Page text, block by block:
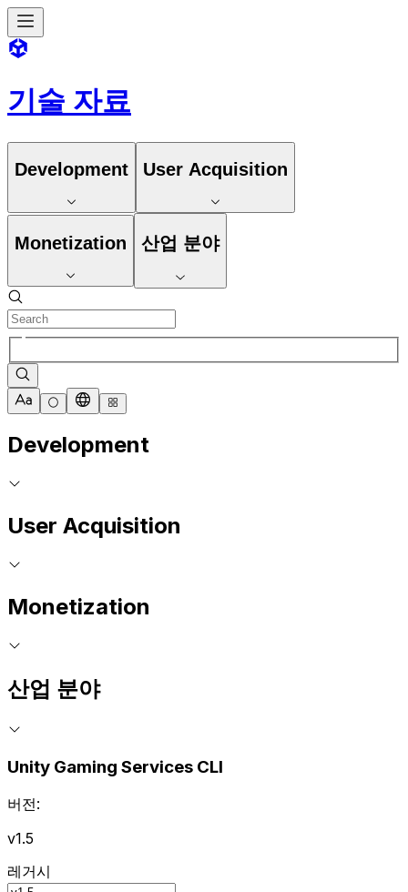
기술 자료
Development User Acquisition
Monetization 산업 분야
Development
User Acquisition
Monetization
산업 분야
Unity Gaming Services CLI
버전:
v1.5
레거시